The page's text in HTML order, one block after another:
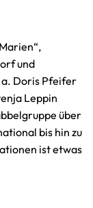
und
a. Doris Pfeifer
Leppin
über
bis hin zu
ist etwas